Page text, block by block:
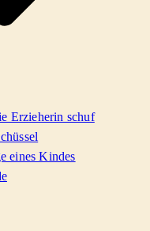
Erzieherin schuf
eines Kindes